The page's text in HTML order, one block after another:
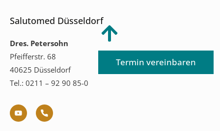
Termin vereinbaren
Salutomed Düsseldorf
Dres. Petersohn
Pfeifferstr. 68
40625 Düsseldorf
Tel.: 0211 – 92 90 85-0